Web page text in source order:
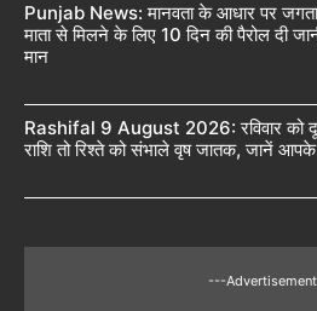
Punjab News: मानवता के आधार पर जगतार
माता से मिलने के लिए 10 दिन की पैरोल दी
मान
Rashifal 9 August 2026: रविवार को
राशि तो रिश्ते को संभाले वृष जातक, जानें आपके
---